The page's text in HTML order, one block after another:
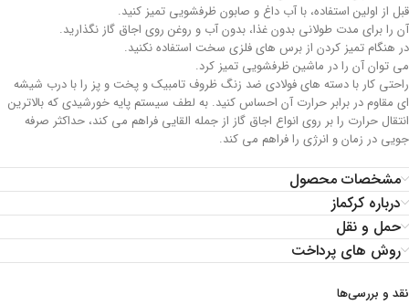
قبل از اولین استفاده، با آب داغ و صابون ظرفشویی تمیز کنید.
آن را برای مدت طولانی بدون غذا، بدون آب و روغن روی اجاق گاز نگذارید.
در هنگام تمیز کردن از برس های فلزی سخت استفاده نکنید.
می توان آن را در ماشین ظرفشویی تمیز کرد.
راحتی کار با دسته های فولادی ضد زنگ ظروف تامبیک و پخت و پز را با درب شیشه
ای مقاوم در برابر حرارت آن احساس کنید. به لطف سیستم پایه خورشیدی که بالاترین
انتقال حرارت را بر روی انواع اجاق گاز از جمله القایی فراهم می کند، حداکثر صرفه
جویی در زمان و انرژی را فراهم می کند.
مشخصات محصول
درباره کرکماز
حمل و نقل
روش های پرداخت
نقد و بررسی‌ها